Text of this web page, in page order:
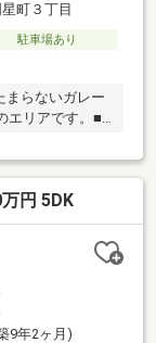
町３丁目
駐車場あり
まらないガレー
エリアです。■
円 5DK
9年2ヶ月)